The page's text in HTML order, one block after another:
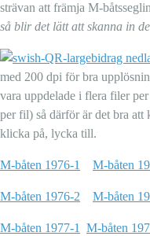
strävan att främja M-
så blir det lätt att skanna in
med 200 dpi för bra
vara uppdelade i flera filer
per fil) så därför är det bra
klicka på, lycka till.
M-båten 1976-1 M-båten
M-båten 1976-2 M-båten
M-båten 1977-1 M-båten